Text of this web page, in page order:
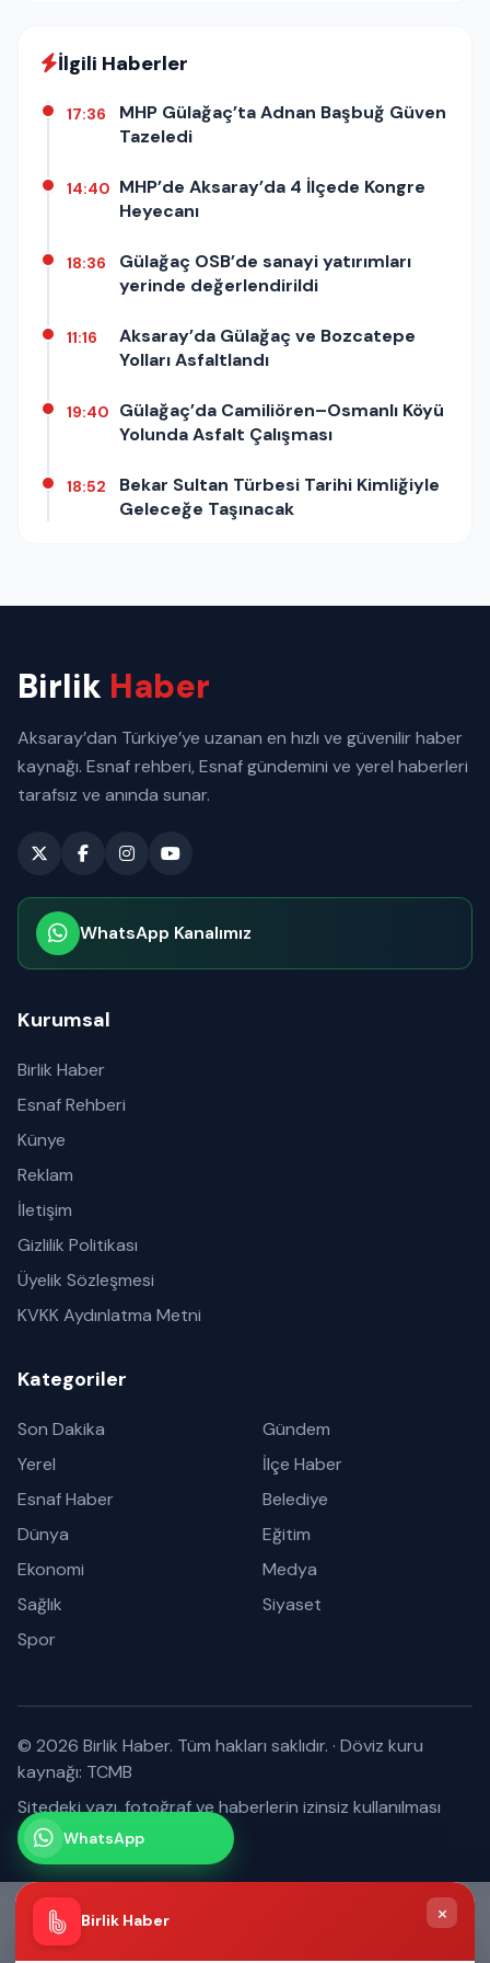
İlgili Haberler
17:36
MHP Gülağaç’ta Adnan Başbuğ Güven
Tazeledi
14:40 MHP’de Aksaray’da 4 İlçede Kongre
Heyecanı
18:36
Gülağaç OSB’de sanayi yatırımları
yerinde değerlendirildi
11:16
Aksaray’da Gülağaç ve Bozcatepe
Yolları Asfaltlandı
19:40
Gülağaç’da Camiliören–Osmanlı Köyü
Yolunda Asfalt Çalışması
18:52
Bekar Sultan Türbesi Tarihi Kimliğiyle
Geleceğe Taşınacak
Birlik Haber
Aksaray’dan Türkiye’ye uzanan en hızlı ve güvenilir haber
kaynağı. Esnaf rehberi, Esnaf gündemini ve yerel haberleri
tarafsız ve anında sunar.
WhatsApp Kanalımız
Kurumsal
Birlik Haber
Esnaf Rehberi
Künye
Reklam
İletişim
Gizlilik Politikası
Üyelik Sözleşmesi
KVKK Aydınlatma Metni
Kategoriler
Son Dakika
Gündem
Yerel
İlçe Haber
Esnaf Haber
Belediye
Dünya
Eğitim
Ekonomi
Medya
Sağlık
Siyaset
Spor
© 2026 Birlik Haber. Tüm hakları saklıdır. · Döviz kuru
kaynağı: TCMB
Sitedeki yazı, fotoğraf ve haberlerin izinsiz kullanılması
yasaktır.
Anasayfa
WhatsApp
Kanalımız
Abone olabilirsiniz
Birlik Haber ×